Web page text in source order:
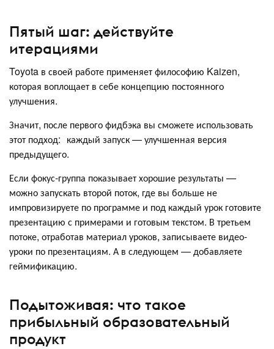
Пятый шаг: действуйте
итерациями
Toyota в своей работе применяет философию Kaizen,
которая воплощает в себе концепцию постоянного
улучшения.
Значит, после первого фидбэка вы сможете использовать
этот подход: каждый запуск — улучшенная версия
предыдущего.
Если фокус-группа показывает хорошие результаты —
можно запускать второй поток, где вы больше не
импровизируете по программе и под каждый урок готовите
презентацию с примерами и готовым текстом. В третьем
потоке, отработав материал уроков, записываете видео-
уроки по презентациям. А в следующем — добавляете
геймификацию.
Подытоживая: что такое
прибыльный образовательный
продукт